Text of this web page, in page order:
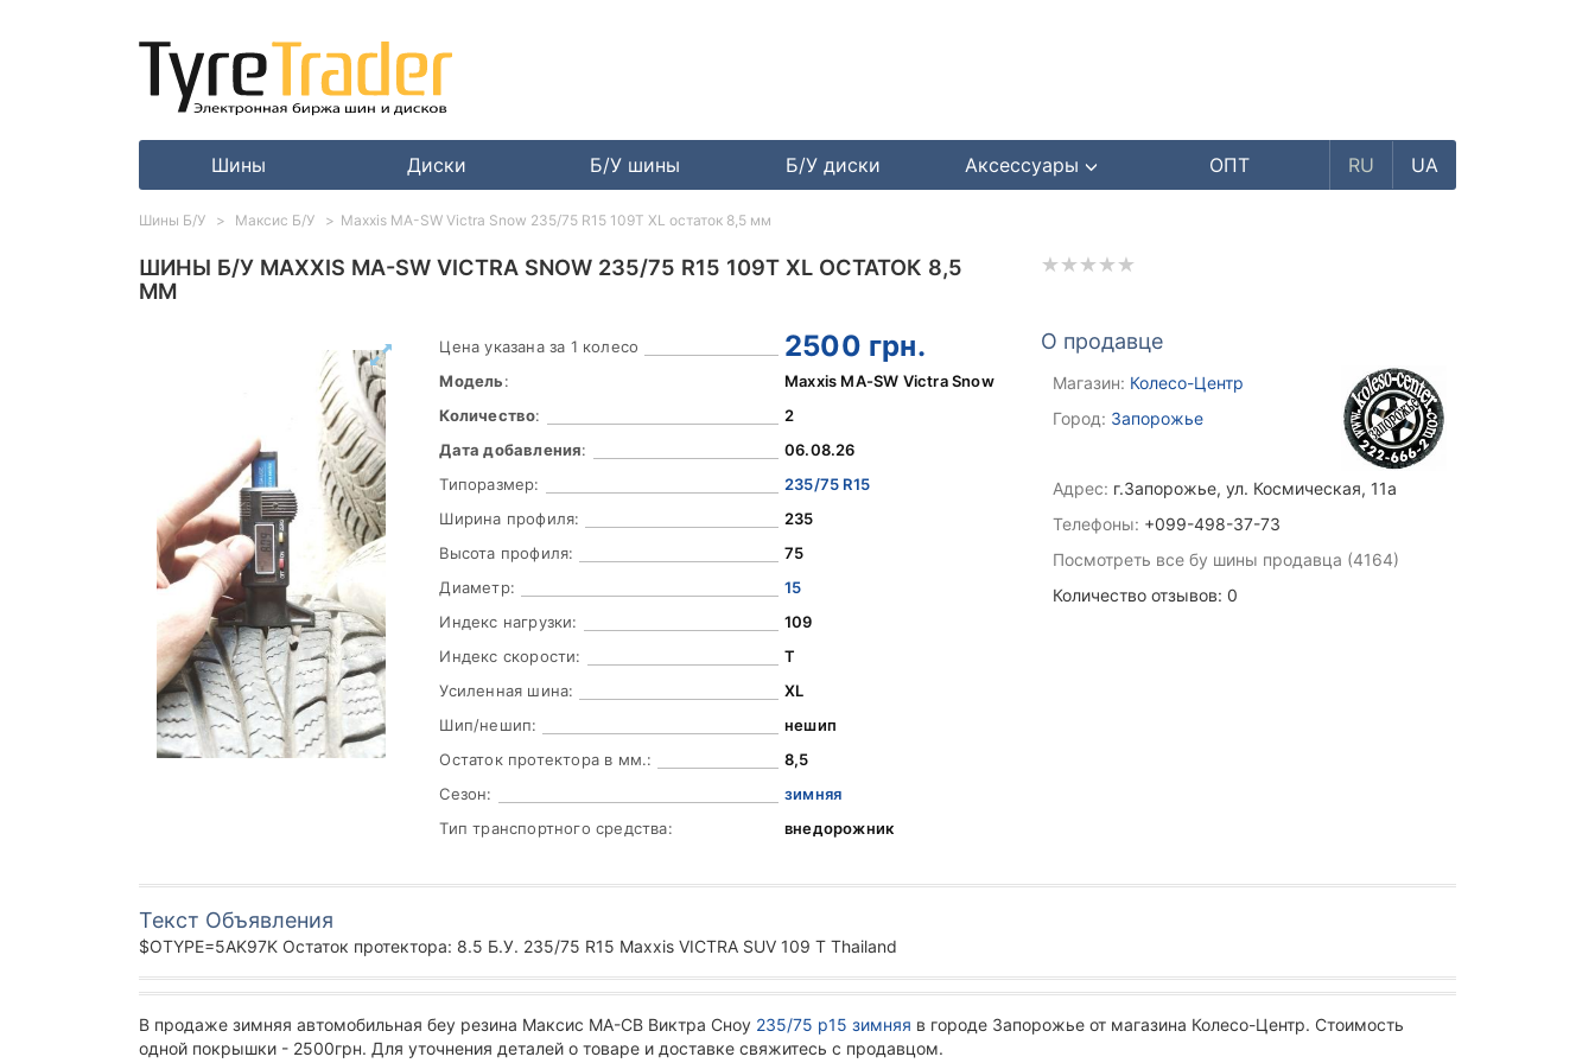
Шины Диски Б/У шины Б/У диски Аксессуары ОПТ RU UA
ШИНЫ Б/У MAXXIS MA-SW VICTRA SNOW 235/75 R15 109T XL ОСТАТОК 8,5
ММ
Цена указана за 1 колесо 2500 грн.
Модель:
Maxxis MA-SW Victra Snow
Количество:
2
Дата добавления:
06.08.26
Типоразмер:
235/75 R15
Ширина профиля:
235
Высота профиля:
75
Диаметр:
15
Индекс нагрузки:
109
Индекс скорости:
T
Усиленная шина:
XL
Шип/нешип:
нешип
Остаток протектора в мм.:
8,5
Сезон:
зимняя
Тип транспортного средства:
внедорожник
О продавце
Магазин: Колесо-Центр
Город: Запорожье
Адрес: г.Запорожье, ул. Космическая, 11а
Телефоны: +099-498-37-73
Посмотреть все бу шины продавца (4164)
Количество отзывов: 0
Текст Объявления
$OTYPE=5AK97K Остаток протектора: 8.5 Б.У. 235/75 R15 Maxxis VICTRA SUV 109 T Thailand
В продаже зимняя автомобильная беу резина Максис МА-СВ Виктра Сноу 235/75 р15 зимняя в городе Запорожье от магазина Колесо-Центр. Стоимость
одной покрышки - 2500грн. Для уточнения деталей о товаре и доставке свяжитесь с продавцом.
Шины Б/У Максис Б/У Maxxis MA-SW Victra Snow 235/75 R15 109T XL остаток 8,5 мм